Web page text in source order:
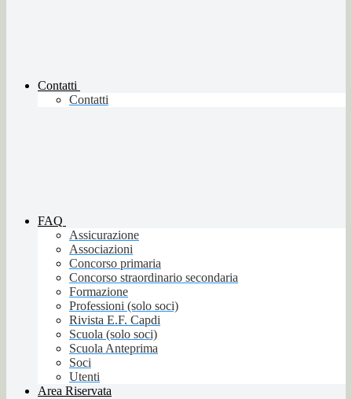
Contatti
Contatti
FAQ
Assicurazione
Associazioni
Concorso primaria
Concorso straordinario secondaria
Formazione
Professioni (solo soci)
Rivista E.F. Capdi
Scuola (solo soci)
Scuola Anteprima
Soci
Utenti
Area Riservata